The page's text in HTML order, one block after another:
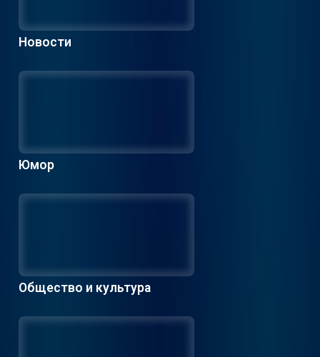
Новости
Юмор
Общество и культура